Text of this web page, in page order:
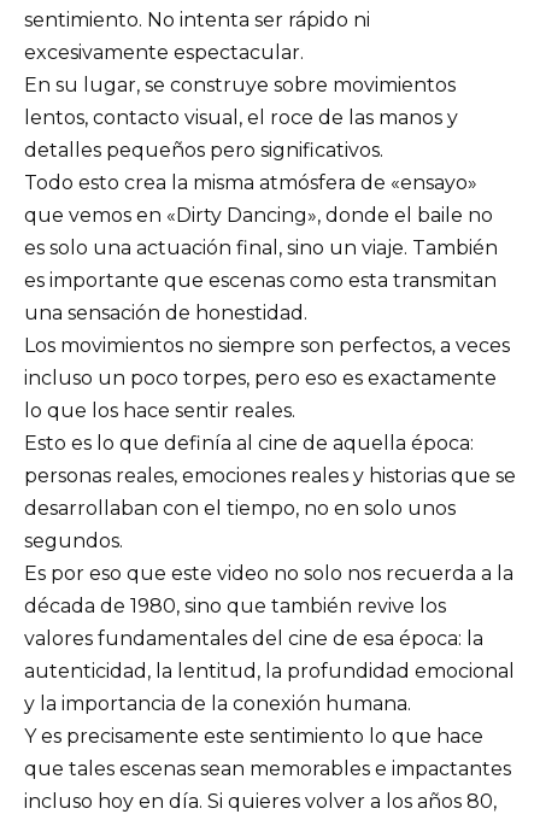
sentimiento. No intenta ser rápido ni
excesivamente espectacular.
En su lugar, se construye sobre movimientos
lentos, contacto visual, el roce de las manos y
detalles pequeños pero significativos.
Todo esto crea la misma atmósfera de «ensayo»
que vemos en «Dirty Dancing», donde el baile no
es solo una actuación final, sino un viaje. También
es importante que escenas como esta transmitan
una sensación de honestidad.
Los movimientos no siempre son perfectos, a veces
incluso un poco torpes, pero eso es exactamente
lo que los hace sentir reales.
Esto es lo que definía al cine de aquella época:
personas reales, emociones reales y historias que se
desarrollaban con el tiempo, no en solo unos
segundos.
Es por eso que este video no solo nos recuerda a la
década de 1980, sino que también revive los
valores fundamentales del cine de esa época: la
autenticidad, la lentitud, la profundidad emocional
y la importancia de la conexión humana.
Y es precisamente este sentimiento lo que hace
que tales escenas sean memorables e impactantes
incluso hoy en día. Si quieres volver a los años 80,